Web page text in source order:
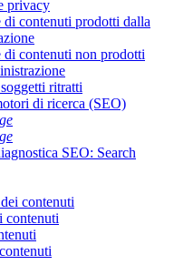
privacy
contenuti prodotti dalla
contenuti non prodotti
ritratti
di ricerca (SEO)
SEO: Search
contenuti
contenuti